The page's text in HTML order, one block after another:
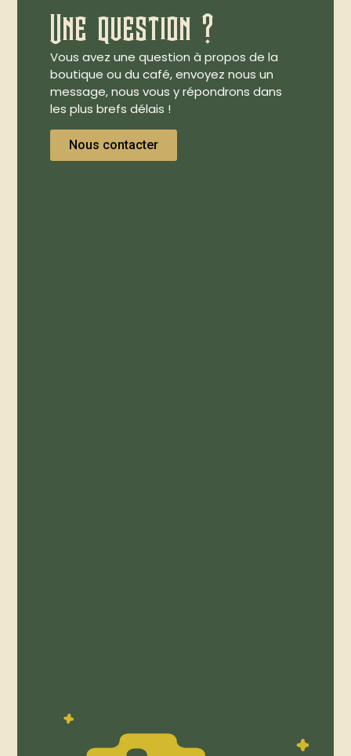
Une question ?
Vous avez une question à propos de la
boutique ou du café, envoyez nous un
message, nous vous y répondrons dans
les plus brefs délais !
Nous contacter